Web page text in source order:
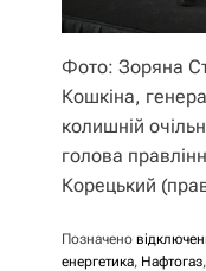
Фото: Зоряна
Кошкіна,
колишній
голова
Корецький
Позначено
енергетика, Нафтогаз,